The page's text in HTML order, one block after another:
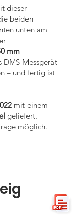
dieser
beiden
unten am
mm
DMS-Messgerät
– und fertig ist
mit einem
geliefert.
möglich.